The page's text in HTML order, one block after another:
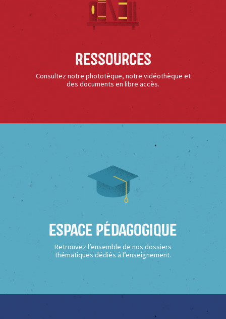
Ressources
Consultez notre phototèque, notre vidéothèque et
des documents en libre accès.
Espace Pédagogique
Retrouvez l’ensemble de nos dossiers
thématiques dédiés à l’enseignement.